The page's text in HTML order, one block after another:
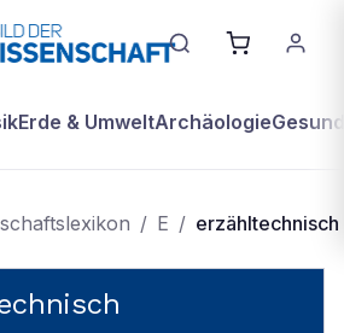
Erde & UmweltArchäologie
/ E / erzähltechnisch